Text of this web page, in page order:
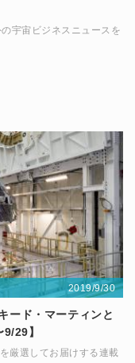
宇宙ビジネスニュースを
2019/9/30
ード・マーティンと
29】
厳選してお届けする連載